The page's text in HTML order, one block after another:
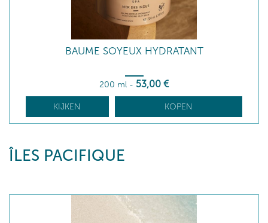
BAUME SOYEUX HYDRATANT
200 ml - 53,00 €
KIJKEN KOPEN
ÎLES PACIFIQUE